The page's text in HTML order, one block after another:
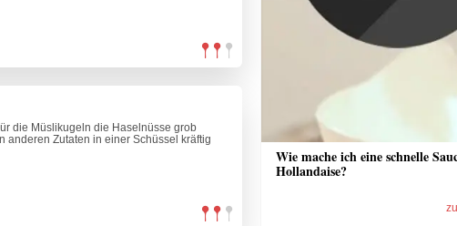
die Müslikugeln die Haselnüsse grob
anderen Zutaten in einer Schüssel kräftig
Wie mache ich eine schnelle
Hollandaise?
zum Video